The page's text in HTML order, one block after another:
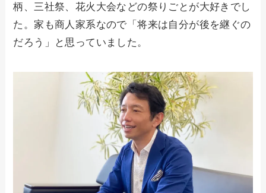
柄、三社祭、花火大会などの祭りごとが大好きでし
た。家も商人家系なので「将来は自分が後を継ぐの
だろう」と思っていました。